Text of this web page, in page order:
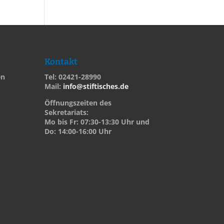
Kontakt
Tel: 02421-28990
Mail: info@stiftisches.de
Öffnungszeiten des
Sekretariats:
Mo bis Fr: 07:30-13:30 Uhr und
Do: 14:00-16:00 Uhr